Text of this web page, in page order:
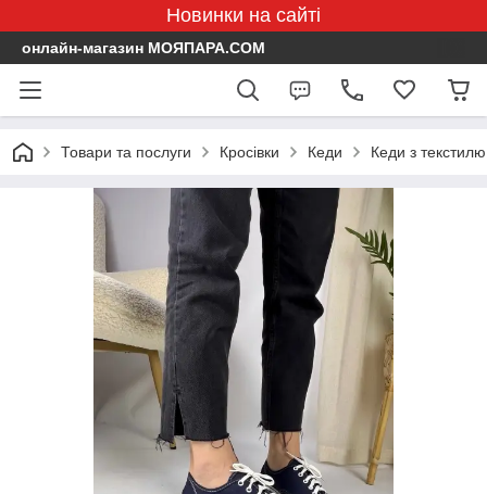
Новинки на сайті
онлайн-магазин МОЯПАРА.COM
Товари та послуги Кросівки Кеди Кеди з текстилю